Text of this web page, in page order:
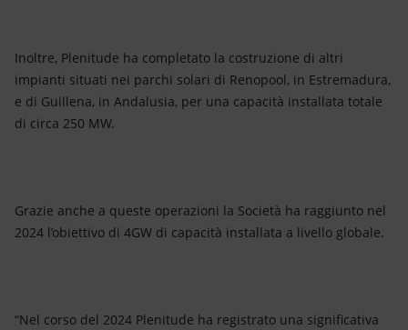
Inoltre, Plenitude ha completato la costruzione di altri
impianti situati nei parchi solari di Renopool, in Estremadura,
e di Guillena, in Andalusia, per una capacità installata totale
di circa 250 MW.
Grazie anche a queste operazioni la Società ha raggiunto nel
2024 l’obiettivo di 4GW di capacità installata a livello globale.
“Nel corso del 2024 Plenitude ha registrato una significativa